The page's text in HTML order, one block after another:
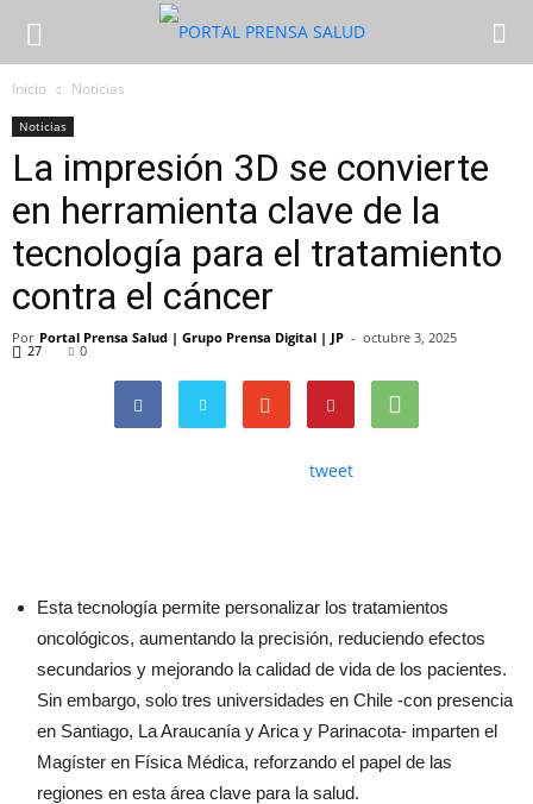
Inicio Noticias
Noticias
La impresión 3D se convierte
en herramienta clave de la
tecnología para el tratamiento
contra el cáncer
Por Portal Prensa Salud | Grupo Prensa Digital | JP - octubre 3, 2025
27 0
tweet
Esta tecnología permite personalizar los tratamientos
oncológicos, aumentando la precisión, reduciendo efectos
secundarios y mejorando la calidad de vida de los pacientes.
Sin embargo, solo tres universidades en Chile -con presencia
en Santiago, La Araucanía y Arica y Parinacota- imparten el
Magíster en Física Médica, reforzando el papel de las
regiones en esta área clave para la salud.